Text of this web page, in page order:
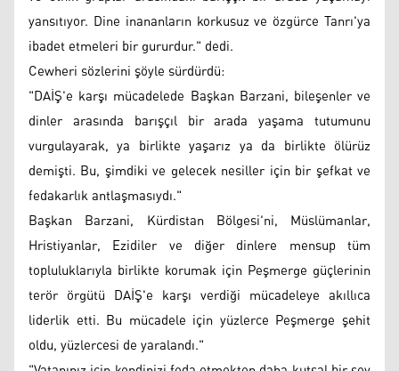
yansıtıyor. Dine inananların korkusuz ve özgürce Tanrı'ya
ibadet etmeleri bir gururdur." dedi.
Cewheri sözlerini şöyle sürdürdü:
"DAİŞ'e karşı mücadelede Başkan Barzani, bileşenler ve
dinler arasında barışçıl bir arada yaşama tutumunu
vurgulayarak, ya birlikte yaşarız ya da birlikte ölürüz
demişti. Bu, şimdiki ve gelecek nesiller için bir şefkat ve
fedakarlık antlaşmasıydı."
Başkan Barzani, Kürdistan Bölgesi'ni, Müslümanlar,
Hristiyanlar, Ezidiler ve diğer dinlere mensup tüm
topluluklarıyla birlikte korumak için Peşmerge güçlerinin
terör örgütü DAİŞ'e karşı verdiği mücadeleye akıllıca
liderlik etti. Bu mücadele için yüzlerce Peşmerge şehit
oldu, yüzlercesi de yaralandı."